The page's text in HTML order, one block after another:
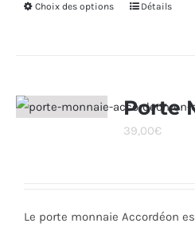
Choix des options
Ce
variations.
Les
choisies
Détails
Porte
39,00€
Le porte monnaie Accordéon